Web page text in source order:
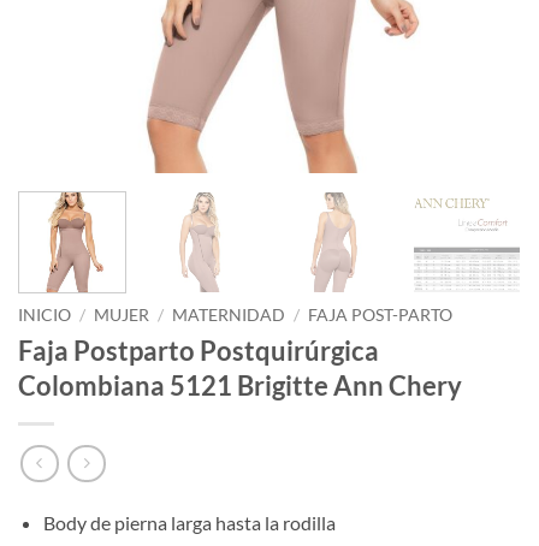
INICIO / MUJER / MATERNIDAD / FAJA POST-PARTO
Faja Postparto Postquirúrgica
Colombiana 5121 Brigitte Ann Chery
Body de pierna larga hasta la rodilla